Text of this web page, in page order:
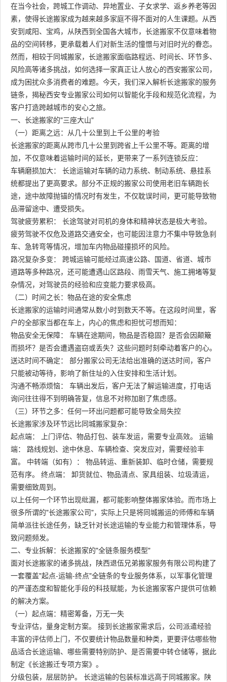
在当今社会，跨城工作调动、异地置业、子女求学、返乡养老等因
素，使得长途搬家成为越来越多家庭不得不面对的人生课题。从西
安到咸阳、宝鸡，从陕西到全国各大城市，长途搬家不仅意味着物
品的空间转移，更承载着人们对新生活的憧憬与对旧时光的眷恋。
然而，相较于同城搬家，长途搬家面临路程远、时间长、环节多、
风险高等诸多挑战，如何选择一家真正让人放心的西安搬家公司，
成为困扰众多消费者的难题。今天，我们深入解析长途搬家的服务
链条，揭秘西安专业搬家公司如何以智能化手段和规范化流程，为
客户打造跨越城市的安心之旅。
一、长途搬家的"三座大山"
（一）距离之远：从几十公里到上千公里的考验
长途搬家的距离从跨市几十公里到跨省上千公里不等。距离的增
加，不仅意味着运输时间的延长，更带来了一系列连锁反应：
车辆磨损加大： 长途运输对车辆的动力系统、制动系统、悬挂系
统都提出了更高要求。部分不正规的搬家公司使用老旧车辆跑长
途，途中故障抛锚的情况时有发生，不仅耽误时间，更可能导致物
品滞留途中、遭受损失。
驾驶疲劳累积： 长途驾驶对司机的身体和精神状态是极大考验。
疲劳驾驶不仅危及道路交通安全，也可能因注意力不集中导致急刹
车、急转弯等情况，增加车内物品碰撞损坏的风险。
路况复杂多变： 跨城运输可能经过高速公路、国道、省道、城市
道路等多种路况，还可能遭遇山区路段、雨雪天气、施工拥堵等复
杂情况，对驾驶员的经验和应变能力要求极高。
（二）时间之长：物品在途的安全焦虑
长途搬家的运输时间通常从数小时到数天不等。在这段时间里，客
户的全部家当都在车上，内心的焦虑和担忧可想而知：
物品安全无保障： 车辆在途期间，物品是否稳固？是否会因颠簸
而损坏？是否会遭遇盗窃或丢失？这些问题时刻牵动着客户的心。
送达时间不确定： 部分搬家公司无法给出准确的送达时间，客户
只能被动等待，影响了新住址的入住安排和生活计划。
沟通不畅添烦恼： 车辆出发后，客户无法了解运输进度，打电话
询问往往得不到明确答复，信息不对称加剧了焦虑感。
（三）环节之多：任何一环出问题都可能导致全局失控
长途搬家涉及环节远比同城搬家复杂：
起点端： 上门评估、物品打包、装车发运，需要专业高效。 运输
端： 路线规划、途中休息、车辆检查、突发应对，需要经验丰
富。 中转端（如有）： 物品转运、重新装卸、临时仓储，需要规
范有序。 终点端： 卸货就位、物品清点、家具组装、垃圾清运，
需要细致周到。
以上任何一个环节出现纰漏，都可能影响整体搬家体验。而市场上
很多所谓的"长途搬家公司"，实际上只是将同城搬运的师傅和车辆
简单派往长途任务，缺乏针对长途运输的专业能力和管理体系，导
致问题频发。
二、专业拆解：长途搬家的"全链条服务模型"
面对长途搬家的诸多挑战，陕西退伍兄弟搬家服务有限公司构建了
一套覆盖"起点-运输-终点"全链条的专业服务体系，以军事化管理
的严谨态度和智能化手段的科技赋能，为长途搬家客户提供可信赖
的解决方案。
（一）起点端：精密筹备，万无一失
专业评估，量身定制方案。 接到长途搬家需求后，公司派遣经验
丰富的评估师上门，不仅要统计物品数量和种类，更要评估哪些物
品适合长途运输、哪些需要特别防护、是否需要中转仓储等，据此
制定《长途搬迁专项方案》。
分级包装，层层防护。 长途运输的包装标准远高于同城搬家。陕